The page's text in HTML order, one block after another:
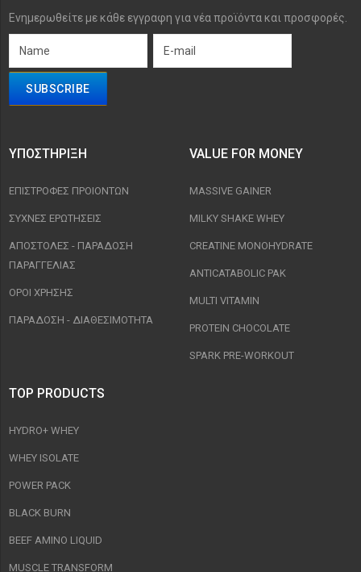
Ενημερωθείτε με κάθε εγγραφη για νέα προϊόντα και προσφορές.
ΥΠΟΣΤΉΡΙΞΗ
ΕΠΙΣΤΡΟΦΈΣ ΠΡΟΙΟΝΤΩΝ
ΣΥΧΝΈΣ ΕΡΩΤΉΣΕΙΣ
ΑΠΟΣΤΟΛΈΣ - ΠΑΡΆΔΟΣΗ
ΠΑΡΑΓΓΕΛΊΑΣ
ΟΡΟΙ ΧΡΉΣΗΣ
ΠΑΡΑΔΟΣΗ - ΔΙΑΘΕΣΙΜΌΤΗΤΑ
VALUE FOR MONEY
MASSIVE GAINER
MILKY SHAKE WHEY
CREATINE MONOHYDRATE
ANTICATABOLIC PAK
MULTI VITAMIN
PROTEIN CHOCOLATE
SPARK PRE-WORKOUT
TOP PRODUCTS
HYDRO+ WHEY
WHEY ISOLATE
POWER PACK
BLACK BURN
BEEF AMINO LIQUID
MUSCLE TRANSFORM